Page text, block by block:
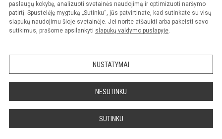
paslaugų kokybę, analizuoti svetainės naudojimą ir optimizuoti naršymo
patirtį. Spustelėję mygtuką „Sutinku“, jūs patvirtinate, kad sutinkate su visų
slapukų naudojimu šioje svetainėje. Jei norite atšaukti arba pakeisti savo
sutikimus, prašome apsilankyti slapukų valdymo puslapyje.
NUSTATYMAI
NESUTINKU
SUTINKU
Kopijuoti turinį be raštiško gimnazijos sutikimo griežtai draudžiama.
Prieinamumo paraiška Slapukų politika
Sumanus būdas atnaujinti